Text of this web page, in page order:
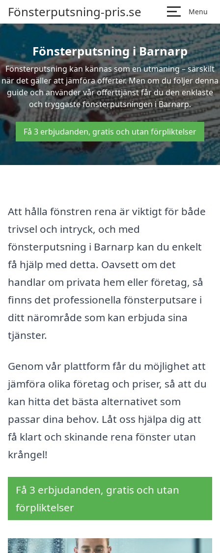
Fönsterputsning-pris.se Menu
Fönsterputsning i Barnarp
Fönsterputsning kan kännas som en utmaning – särskilt
när det gäller att jämföra offerter. Men om du följer denna
guide och använder vår offerttjänst får du den enklaste
och tryggaste fönsterputsningen i Barnarp.
Få 3 erbjudanden, gratis och utan förpliktelser
Att hålla fönstren rena är viktigt för både
trivsel och intryck, och med
fönsterputsning i Barnarp kan du enkelt
få hjälp med detta. Oavsett om det
handlar om privata hem eller företag, så
finns det professionella fönsterputsare i
ditt närområde som kan erbjuda sina
tjänster.
Genom vår plattform får du möjlighet att
jämföra olika företag och priser, så att du
kan hitta det bästa alternativet som
passar dina behov. Låt oss hjälpa dig att
få klart och skinande rena fönster utan
krångel!
Få 3 erbjudanden, gratis och utan
förpliktelser